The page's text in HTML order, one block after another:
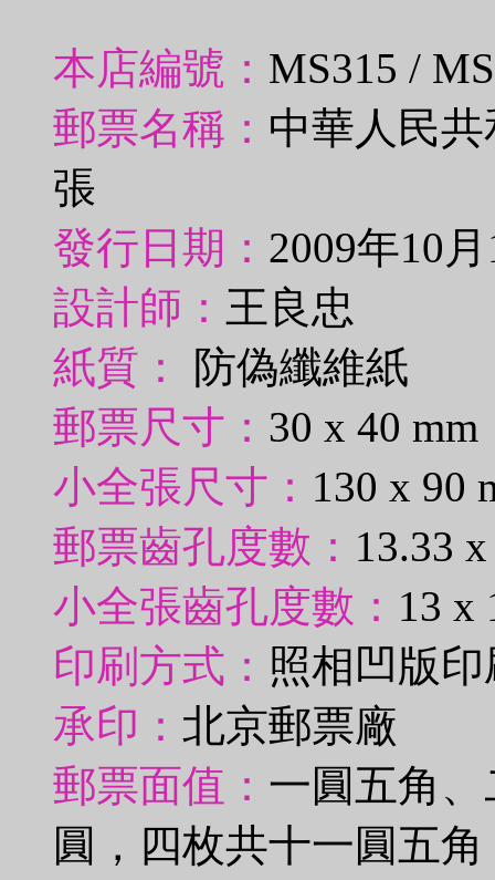
本店編號： MS315 /
郵票名稱： 中華人民
張
發行日期： 2009年10
設計師： 王良忠
紙質：
防偽纖維紙
郵票尺寸： 30 x 40 mm
小全張尺寸： 130 x 90
郵票齒孔度數： 13.33
小全張齒孔度數： 13 x
印刷方式： 照相凹版印
承印： 北京郵票廠
郵票面值： 一圓五角
圓，四枚共十一圓五角